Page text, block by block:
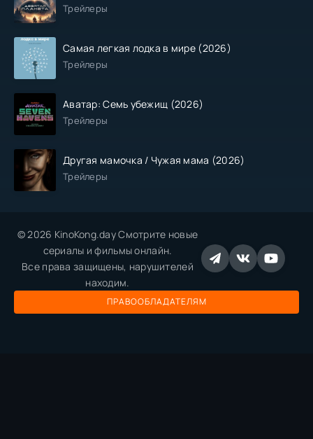
Трейлеры
Самая легкая лодка в мире (2026)
Трейлеры
Аватар: Семь убежищ (2026)
Трейлеры
Другая мамочка / Чужая мама (2026)
Трейлеры
© 2026 KinoKong.day Смотрите новые
сериалы и фильмы онлайн.
Все права защищены, нарушителей
находим.
ПРАВООБЛАДАТЕЛЯМ